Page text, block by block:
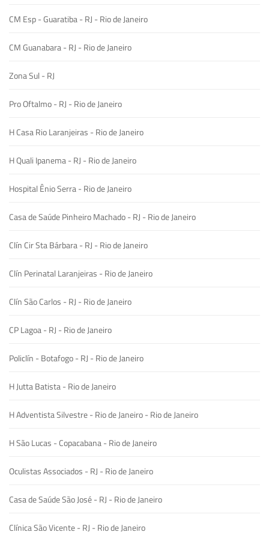
CM Esp - Guaratiba - RJ - Rio de Janeiro
CM Guanabara - RJ - Rio de Janeiro
Zona Sul - RJ
Pro Oftalmo - RJ - Rio de Janeiro
H Casa Rio Laranjeiras - Rio de Janeiro
H Quali Ipanema - RJ - Rio de Janeiro
Hospital Ênio Serra - Rio de Janeiro
Casa de Saúde Pinheiro Machado - RJ - Rio de Janeiro
Clín Cir Sta Bárbara - RJ - Rio de Janeiro
Clín Perinatal Laranjeiras - Rio de Janeiro
Clín São Carlos - RJ - Rio de Janeiro
CP Lagoa - RJ - Rio de Janeiro
Policlín - Botafogo - RJ - Rio de Janeiro
H Jutta Batista - Rio de Janeiro
H Adventista Silvestre - Rio de Janeiro - Rio de Janeiro
H São Lucas - Copacabana - Rio de Janeiro
Oculistas Associados - RJ - Rio de Janeiro
Casa de Saúde São José - RJ - Rio de Janeiro
Clínica São Vicente - RJ - Rio de Janeiro